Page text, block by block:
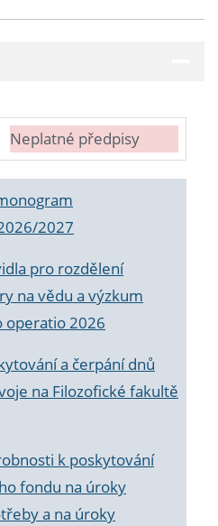
Neplatné předpisy
2027
pro rozdělení
na vědu a výzkum
operatio 2026
a čerpání dnů
na Filozofické fakultě
k poskytování
fondu na úroky
a na úroky